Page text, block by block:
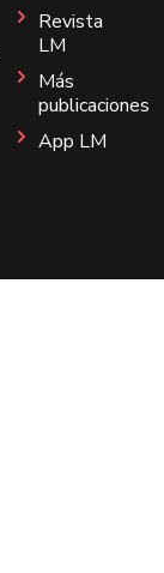
Revista
LM
Más
publicaciones
App LM